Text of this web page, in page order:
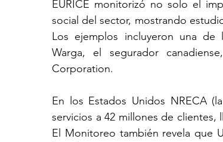
EURICE monitorizó no solo el
social del sector, mostrando
Los ejemplos incluyeron una de
Warga, el segurador
Corporation.
En los Estados Unidos NRECA
servicios a 42 millones de
El Monitoreo también revela que